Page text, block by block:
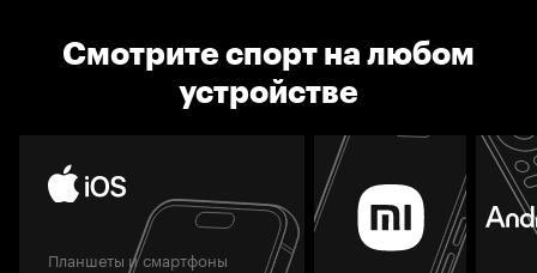
Смотрите спорт на любом
устройстве
Планшеты и смартфоны